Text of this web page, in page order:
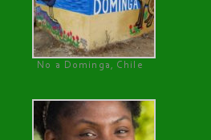
No a Dominga, Chile